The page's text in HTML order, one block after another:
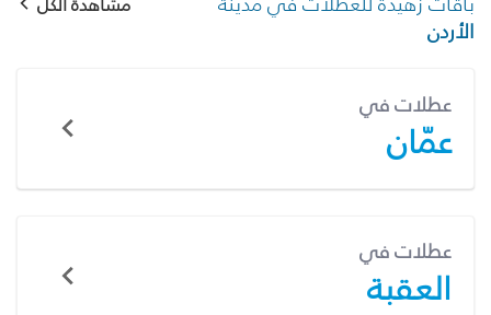
الأردن
عطلات في
عمّان
عطلات في
العقبة